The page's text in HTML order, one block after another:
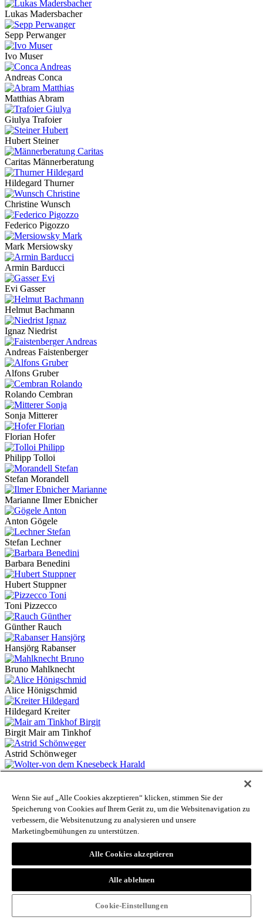
Lukas Madersbacher
Sepp Perwanger
Ivo Muser
Andreas Conca
Matthias Abram
Giulya Trafoier
Hubert Steiner
Caritas Männerberatung
Hildegard Thurner
Christine Wunsch
Federico Pigozzo
Mark Mersiowsky
Armin Barducci
Evi Gasser
Helmut Bachmann
Ignaz Niedrist
Andreas Faistenberger
Alfons Gruber
Rolando Cembran
Sonja Mitterer
Florian Hofer
Philipp Tolloi
Stefan Morandell
Marianne Ilmer Ebnicher
Anton Gögele
Stefan Lechner
Barbara Benedini
Hubert Stuppner
Toni Pizzecco
Günther Rauch
Hansjörg Rabanser
Bruno Mahlknecht
Alice Hönigschmid
Hildegard Kreiter
Birgit Mair am Tinkhof
Astrid Schönweger
Harald Wolter-von dem Knesebeck
Simon Tscholl
Anton Höck
Fiorenzo Degasperi
Wenn Sie auf „Alle Cookies akzeptieren“ klicken, stimmen Sie der
Speicherung von Cookies auf Ihrem Gerät zu, um die Websitenavigation zu
verbessern, die Websitenutzung zu analysieren und unsere
Marketingbemühungen zu unterstützen.
Alle Cookies akzeptieren
Alle ablehnen
Cookie-Einstellungen